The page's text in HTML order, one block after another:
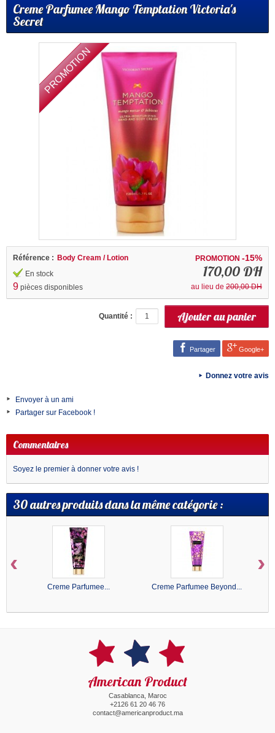
Creme Parfumee Mango Temptation Victoria's
Secret
PROMOTION
PROMOTION -15%
170,00 DH
au lieu de 200,00 DH
Référence : Body Cream / Lotion
En stock
9 pièces disponibles
Quantité :
Partager Google+
Donnez votre avis
Envoyer à un ami
Partager sur Facebook !
Commentaires
Soyez le premier à donner votre avis !
30 autres produits dans la même catégorie :
Creme Parfumee... Creme Parfumee Beyond...
‹ ›
American Product
Casablanca, Maroc
+2126 61 20 46 76
contact@americanproduct.ma